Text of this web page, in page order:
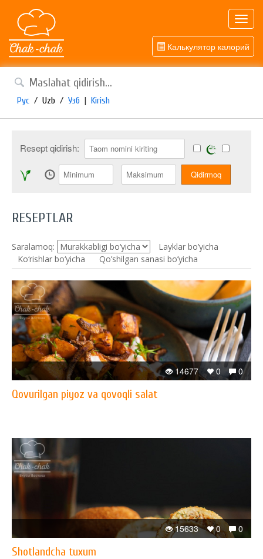
Калькулятор калорий
Рус / Uzb / Узб | Kirish
Resept qidirish:
RESEPTLAR
Saralamoq:
Layklar bo’yicha
Ko‘rishlar bo‘yicha
Qo’shilgan sanasi bo’yicha
0
0
14677
Qovurilgan piyoz va qovoqli salat
0
0
15633
Shotlandcha tuxum